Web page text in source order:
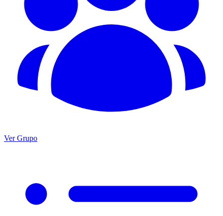
Ver Grupo